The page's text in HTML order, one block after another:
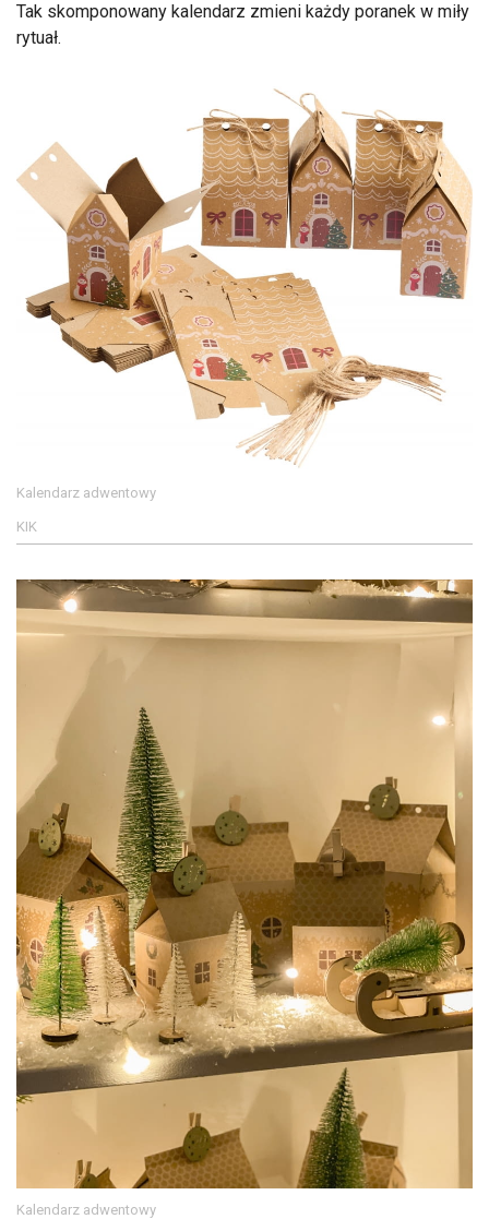
Tak skomponowany kalendarz zmieni każdy poranek w miły
rytuał.
Kalendarz adwentowy
KIK
Kalendarz adwentowy